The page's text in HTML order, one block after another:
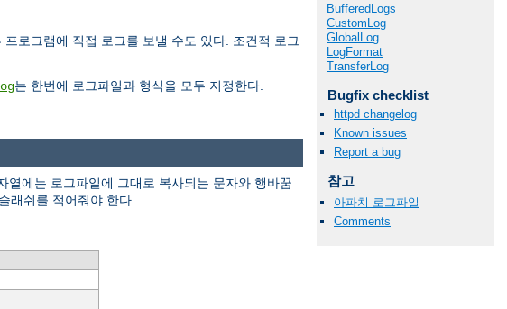
로그램에 직접 로그를 보낼 수도 있다. 조건적 로그
는 한번에 로그파일과 형식을 모두 지정한다.
BufferedLogs
CustomLog
GlobalLog
LogFormat
TransferLog
Bugfix checklist
httpd changelog
Known issues
Report a bug
참고
아파치 로그파일
Comments
에는 로그파일에 그대로 복사되는 문자와 행바꿈
래쉬를 적어줘야 한다.